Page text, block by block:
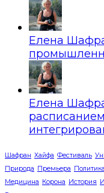
Елена
Елена
Шафран Хайфа Фестиваль
Природа Премьера Политика
Медицина Корона История